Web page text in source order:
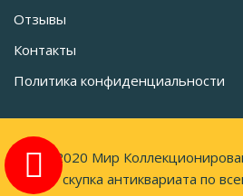
Отзывы
Контакты
Политика конфиденциальности
©2020 Мир
скупка антиквариата по